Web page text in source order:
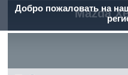
Добро пожаловать на
Mazda